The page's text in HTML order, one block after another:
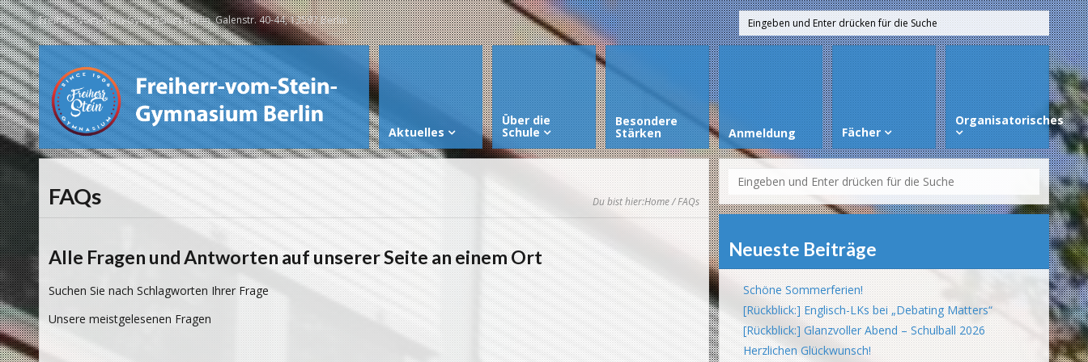
Freiherr-vom-Stein-Gymnasium Berlin, Galenstr. 40-44, 13597 Berlin
Aktuelles
Über die
Schule
Besondere
Stärken Anmeldung Fächer
Organisatorisches
FAQs Du bist hier:Home/ FAQs
Alle Fragen und Antworten auf unserer Seite an einem Ort
Suchen Sie nach Schlagworten Ihrer Frage
Unsere meistgelesenen Fragen
Neueste Beiträge
Schöne Sommerferien!
[Rückblick:] Englisch-LKs bei „Debating Matters“
[Rückblick:] Glanzvoller Abend – Schulball 2026
Herzlichen Glückwunsch!